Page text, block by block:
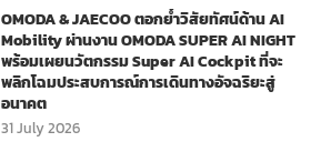
OMODA & JAECOO ตอกย้ำวิสัยทัศน์ด้าน AI
Mobility ผ่านงาน OMODA SUPER AI NIGHT
พร้อมเผยนวัตกรรม Super AI Cockpit ที่จะ
พลิกโฉมประสบการณ์การเดินทางอัจฉริยะสู่
อนาคต
31 July 2026